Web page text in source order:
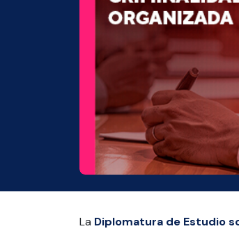
La Diplomatura de Estudio